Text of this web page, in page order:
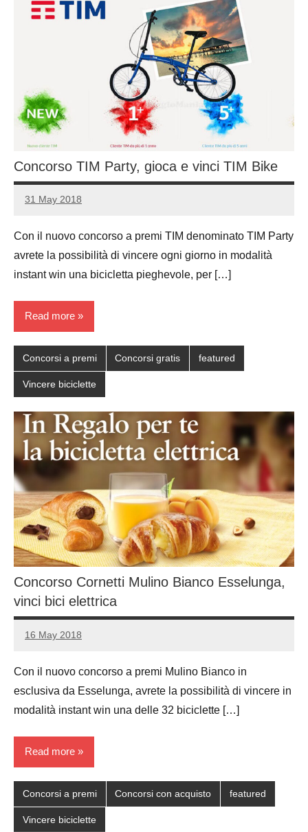
Concorso TIM Party, gioca e vinci TIM Bike
31 May 2018
Luca
2
Con il nuovo concorso a premi TIM denominato TIM Party
avrete la possibilità di vincere ogni giorno in modalità
instant win una bicicletta pieghevole, per […]
Read more
Concorsi a premi Concorsi gratis featured
Vincere biciclette
Concorso Cornetti Mulino Bianco Esselunga,
vinci bici elettrica
16 May 2018
Luca
No
Con il nuovo concorso a premi Mulino Bianco in
esclusiva da Esselunga, avrete la possibilità di vincere in
modalità instant win una delle 32 biciclette […]
Read more
Concorsi a premi Concorsi con acquisto featured
Vincere biciclette